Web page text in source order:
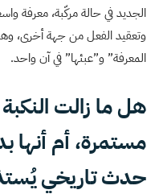
الجديد في حالة مركّبة، معرفة
وتعقيد الفعل من جهة أخرى،
المعرفة” و”عبئها” في آن واحد.
هل ما زالت
مستمرة، أم أنها
حدث تاريخي